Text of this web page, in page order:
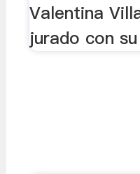
Valentina
jurado con